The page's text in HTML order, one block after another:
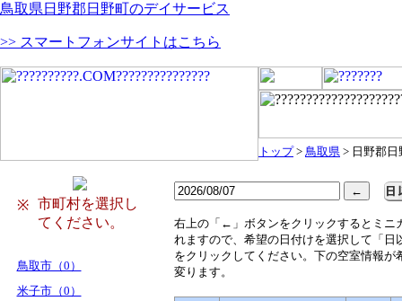
鳥取県日野郡日野町のデイサービス
>> スマートフォンサイトはこちら
トップ> 鳥取県 > 日野郡日
※
市町村を選択し
てください。
鳥取市（0）
米子市（0）
右上の「←」ボタンをクリックするとミニ
れますので、希望の日付けを選択して「日
をクリックしてください。下の空室情報が
変ります。